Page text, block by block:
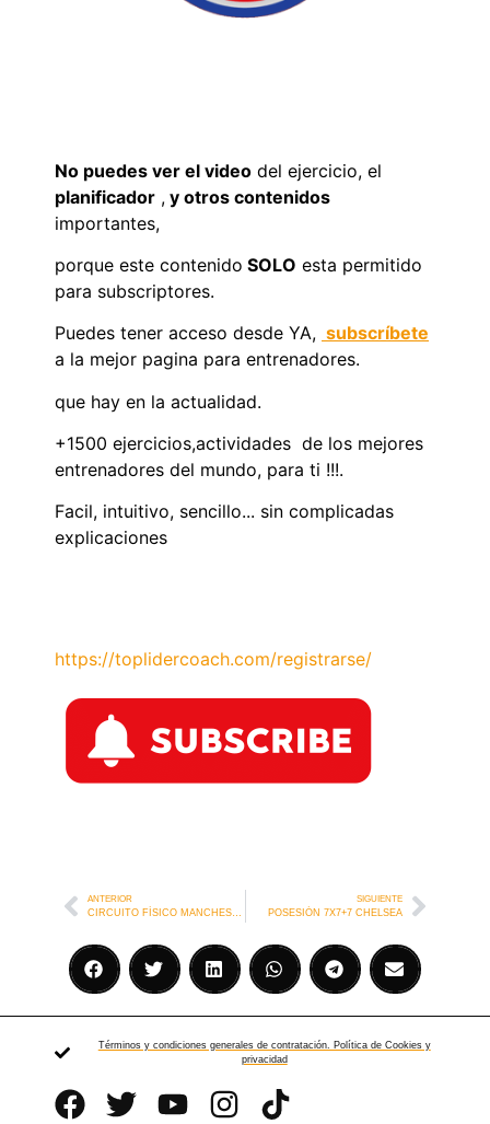
No puedes ver el video del ejercicio, el
planificador , y otros contenidos
importantes,
porque este contenido SOLO esta permitido
para subscriptores.
Puedes tener acceso desde YA, subscríbete
a la mejor pagina para entrenadores.
que hay en la actualidad.
+1500 ejercicios,actividades de los mejores
entrenadores del mundo, para ti !!!.
Facil, intuitivo, sencillo... sin complicadas
explicaciones
https://toplidercoach.com/registrarse/
ANTERIOR SIGUIENTE
POSESIÓN 7X7+7 CHELSEA
Términos y condiciones generales de contratación. Política de Cookies y
privacidad